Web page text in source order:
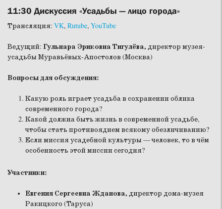
11:30Дискуссия «Усадьбы — лицо города»
Трансляция: VK, Rutube, YouTube
Ведущий: Гульнара Эриковна Тигулёва, директор музея-
усадьбы Муравьёвых-Апостолов (Москва)
Вопросы для обсуждения:
Какую роль играет усадьба в сохранении облика
современного города?
Какой должна быть жизнь в современной усадьбе,
чтобы стать противоядием всякому обезличиванию?
Если миссия усадебной культуры — человек, то в чём
особенность этой миссии сегодня?
Участники:
Евгения Сергеевна Жданова, директор дома-музея
Ракицкого (Таруса)